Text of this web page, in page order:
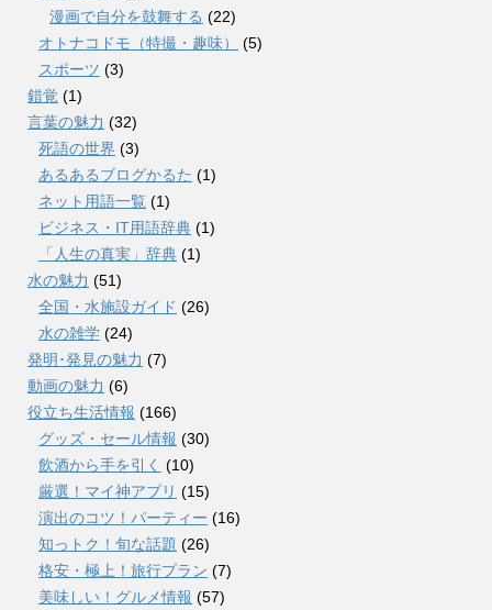
漫画で自分を鼓舞する (22)
オトナコドモ（特撮・趣味）
(5)
スポーツ (3)
錯覚 (1)
言葉の魅力 (32)
死語の世界 (3)
あるあるブログかるた (1)
ネット用語一覧 (1)
ビジネス・IT用語辞典 (1)
「人生の真実」辞典 (1)
水の魅力 (51)
全国・水施設ガイド (26)
水の雑学 (24)
発明･発見の魅力 (7)
動画の魅力 (6)
役立ち生活情報 (166)
グッズ・セール情報 (30)
飲酒から手を引く (10)
厳選！マイ神アプリ (15)
演出のコツ！パーティー (16)
知っトク！旬な話題 (26)
格安・極上！旅行プラン (7)
美味しい！グルメ情報 (57)